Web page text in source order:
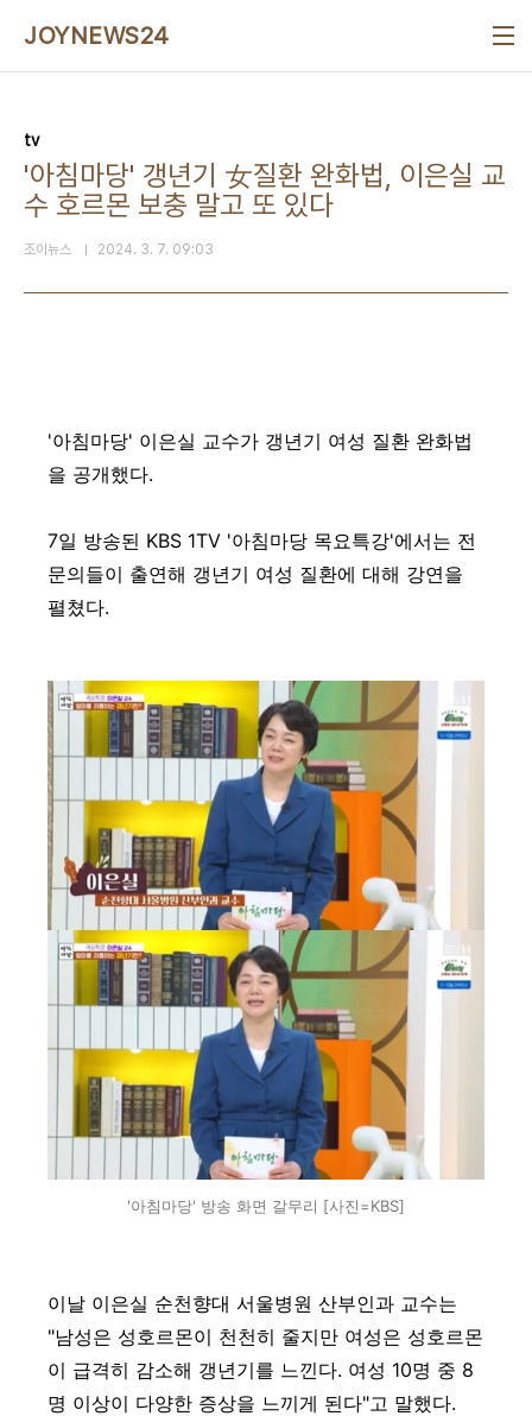
JOYNEWS24
tv
'아침마당' 갱년기 女질환 완화법, 이은실 교
수 호르몬 보충 말고 또 있다
조이뉴스 2024. 3. 7. 09:03
'아침마당' 이은실 교수가 갱년기 여성 질환 완화법
을 공개했다.
7일 방송된 KBS 1TV '아침마당 목요특강'에서는 전
문의들이 출연해 갱년기 여성 질환에 대해 강연을
펼쳤다.
'아침마당' 방송 화면 갈무리 [사진=KBS]
이날 이은실 순천향대 서울병원 산부인과 교수는
"남성은 성호르몬이 천천히 줄지만 여성은 성호르몬
이 급격히 감소해 갱년기를 느낀다. 여성 10명 중 8
명 이상이 다양한 증상을 느끼게 된다"고 말했다.